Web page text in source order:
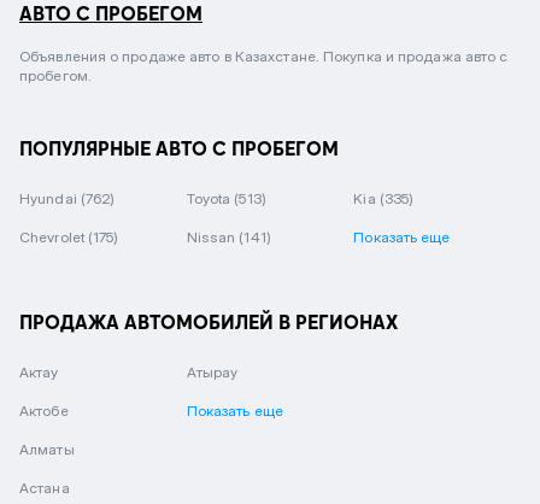
АВТО С ПРОБЕГОМ
Объявления о продаже авто в Казахстане. Покупка и продажа авто с
пробегом.
ПОПУЛЯРНЫЕ АВТО С ПРОБЕГОМ
Hyundai (762) Toyota (513) Kia (335)
Chevrolet (175) Nissan (141) Показать еще
ПРОДАЖА АВТОМОБИЛЕЙ В РЕГИОНАХ
Актау
Актобе
Алматы
Астана
Атырау
Показать еще